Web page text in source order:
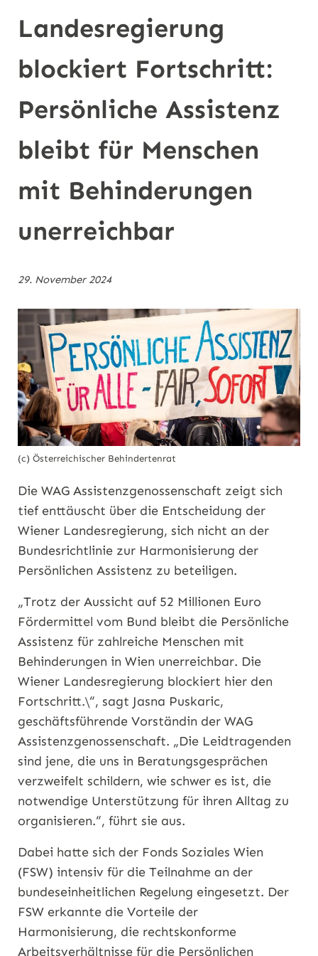
Landesregierung
blockiert Fortschritt:
Persönliche Assistenz
bleibt für Menschen
mit Behinderungen
unerreichbar
29. November 2024
(c) Österreichischer Behindertenrat
Die WAG Assistenzgenossenschaft zeigt sich
tief enttäuscht über die Entscheidung der
Wiener Landesregierung, sich nicht an der
Bundesrichtlinie zur Harmonisierung der
Persönlichen Assistenz zu beteiligen.
„Trotz der Aussicht auf 52 Millionen Euro
Fördermittel vom Bund bleibt die Persönliche
Assistenz für zahlreiche Menschen mit
Behinderungen in Wien unerreichbar. Die
Wiener Landesregierung blockiert hier den
Fortschritt.\“, sagt Jasna Puskaric,
geschäftsführende Vorständin der WAG
Assistenzgenossenschaft. „Die Leidtragenden
sind jene, die uns in Beratungsgesprächen
verzweifelt schildern, wie schwer es ist, die
notwendige Unterstützung für ihren Alltag zu
organisieren.“, führt sie aus.
Dabei hatte sich der Fonds Soziales Wien
(FSW) intensiv für die Teilnahme an der
bundeseinheitlichen Regelung eingesetzt. Der
FSW erkannte die Vorteile der
Harmonisierung, die rechtskonforme
Arbeitsverhältnisse für die Persönlichen